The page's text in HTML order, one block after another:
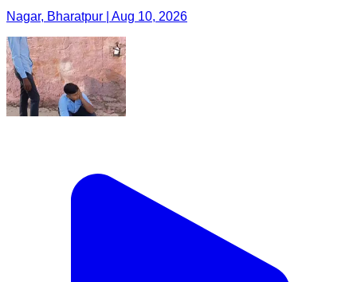
Nagar, Bharatpur | Aug 10, 2026